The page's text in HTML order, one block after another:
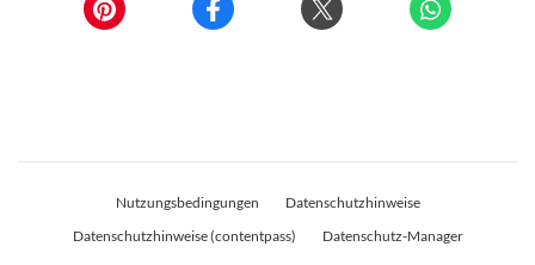
Nutzungsbedingungen
Datenschutzhinweise
Datenschutzhinweise (contentpass)
Datenschutz-Manager